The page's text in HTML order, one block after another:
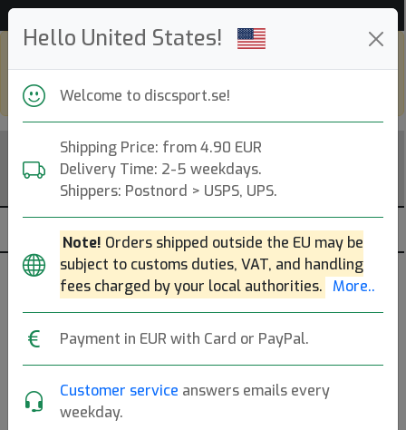
Hello United States!
Welcome to discsport.se!
Shipping Price: from 4.90 EUR
Delivery Time: 2-5 weekdays.
Shippers: Postnord > USPS, UPS.
Note! Orders shipped outside the EU may be
subject to customs duties, VAT, and handling
fees charged by your local authorities. More..
Payment in EUR with Card or PayPal.
Customer service answers emails every
weekday.
go todiscsport.com
Discgolfväskor - Axiom Discs
Axelväskor Träningsväskor Axelremmar